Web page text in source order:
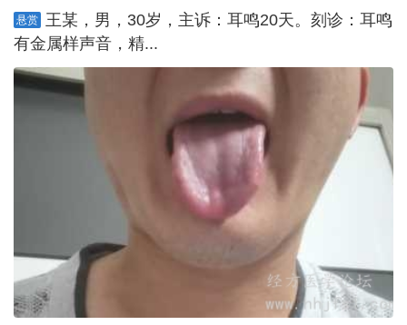
悬赏
王某，男，30岁，主诉：耳鸣20天。刻诊：耳鸣
有金属样声音，精...